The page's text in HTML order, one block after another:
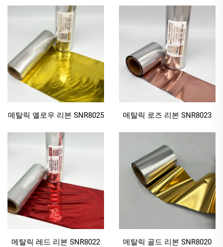
탈릭 컬러 리본으로 인쇄한 선물용 리본은 포장, 개봉,
보관 과정에서도 초록색 광택과 선명한 디자인을 유지
합니다. 고급 패키징과 같은 산업 환경에서는 생산, 운
송, 소매 단계를 거쳐도 라벨이 손상되지 않아 브랜드
일관성을 유지시켜 줍니다.
1.3 매끄러운 표면을 위한 특수 접착력
메탈릭 컬러 리본은 매끄러운 표면에 최적화되어 있으
며, 선물용/공예용 필수품인 새틴 리본과 고급 포장재에
흔히 사용되는 플라스틱 필름(PET/PP)에 매끄럽게 부
착됩니다. 일반 리본은 이러한 표면에서 번짐이나 접착
력 부족 등의 문제를 겪지만, 메탈릭 컬러 리본은 특수
접착 기술로 균일하고 깔끔한 잉크 전달이 가능하여 선
명한 인쇄 결과를 제공합니다. 새틴에 문구를 인쇄하거
나 PET 필름에 바코드를 출력하든, 메탈릭 컬러 리본은
신뢰할 수 있고 오래 지속되는 접착력을 보장합니다.
1.4 선명한 디테일을 위한 고해상도 인쇄
메탈릭 옐로우 리본 SNR8025 메탈릭 로즈 리본 SNR8023
메탈릭 레드 리본 SNR8022 메탈릭 골드 리본 SNR8020